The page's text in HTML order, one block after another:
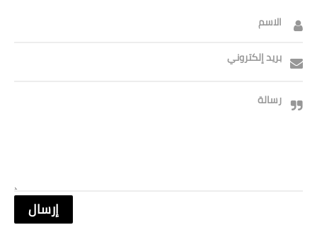
الاسم
بريد إلكتروني
رسالة